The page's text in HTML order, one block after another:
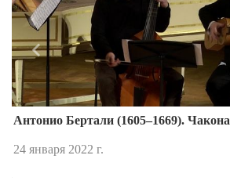
Антонио Бертали (1605–1669). Чакона
24 января 2022 г.
Назад